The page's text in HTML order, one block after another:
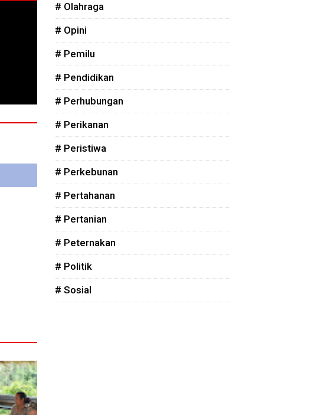
# Olahraga
# Opini
# Pemilu
# Pendidikan
# Perhubungan
# Perikanan
# Peristiwa
# Perkebunan
# Pertahanan
# Pertanian
# Peternakan
# Politik
# Sosial